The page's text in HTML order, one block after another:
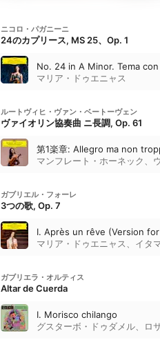
ニコロ・パガニーニ
24のカプリース, MS 25、Op. 1
No. 24 in A Minor. Tema
マリア・ドゥエニャス
ルートヴィヒ・ヴァン・ベートーヴェン
ヴァイオリン協奏曲 ニ長調, Op. 61
第1楽章: Allegro ma non
マンフレート・ホーネック
ガブリエル・フォーレ
3つの歌, Op. 7
I. Après un rêve (Version
マリア・ドゥエニャス
イタ
ガブリエラ・オルティス
Altar de Cuerda
I. Morisco chilango
グスターボ・ドゥダメル
ロ